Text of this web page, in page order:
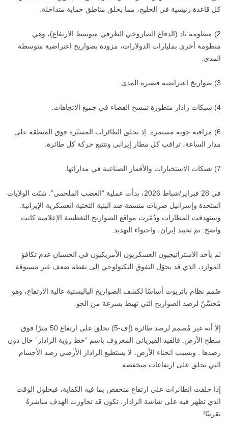
كل قاعدة رئيسية في الخليج، مما يخلق مناطق حماية متداخلة.
2) منظومة ثاد (الدفاع الصاروخي الطرفي متوسط الارتفاع)، وهي
منظومة أخرى بمليارات الدولارات، مزودة بصواريخ اعتراضية متوسطة
المدى.
3) صواريخ اعتراضية قصيرة المدى.
4) شبكات رادار متطورة تمسح الفضاء في جميع الاتجاهات.
6) مراقبة جوية مستمرة. إذ تحلق الطائرات المسيّرة فوق المنطقة على
مدار الساعة، تراقب كل مطار إيراني وتتتبع حركة كل طائرة.
7) شبكات الاستخبارات والأقمار الصناعية في مداراتها.
في 28 فبراير/شباط 2026، بدأت عملية “الغضب الملحمي”. شنّت الولايات
المتحدة وإسرائيل ضربات منسقة ضد البنية التحتية العسكرية الإيرانية.
وستهدفت المطارات ودُمّرت مواقع الصواريخ.التغطسة الإعلامية كانت
واضح: تم تحييد إيران، واحتواء التهديد.
لم يأخذ الاستراتيجيون العسكريون الأمريكيون في الحسبان عدم تكافؤ
الموارد، الذي قد يحوّل التفوق التكنولوجي إلى نقطة ضعف غير مسبوقة.
صُمم نظام باتريوت أساسًا لكشف الصواريخ الباليستية عالية الارتفاع، وهو
مُحسَّنٌ لرصد الصواريخ التي تهبط بسرعة من الجو.
إلا أنه غير مُصمم لرصد طائرة (إف-5) تحلق على ارتفاع 50 مترًا فوق
سطح الأرض. فالقيد الفيزيائي المعروف باسم “خط رؤية الرادار” حال دون
رصدها . وبسبب انحناء الأرض، لا يستطيع الرادار الأرضي رصد الأجسام
التي تحلق على ارتفاعات منخفضة.
إذا حلقت الطائرات على ارتفاع منخفض بما فيه الكفاية، فبحلول الوقت
الذي تظهر فيه على شاشة الرادار، تكون قد تجاوزت الهدف مباشرةً
تقريبًا!